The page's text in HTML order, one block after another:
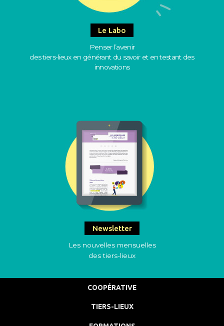
Le Labo
Penser l’avenir
des tiers-lieux en générant du savoir et en testant des
innovations
Newsletter
Les nouvelles mensuelles
des tiers-lieux
COOPÉRATIVE
TIERS-LIEUX